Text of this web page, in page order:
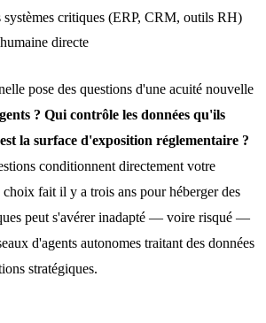
systèmes critiques (ERP, CRM, outils RH)
directe
pose des questions d'une acuité nouvelle
? Qui contrôle les données qu'ils
la surface d'exposition réglementaire ?
conditionnent directement votre
fait il y a trois ans pour héberger des
peut s'avérer inadapté — voire risqué —
d'agents autonomes traitant des données
stratégiques.